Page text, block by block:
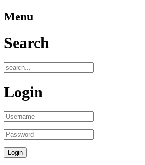
Menu
Search
Login